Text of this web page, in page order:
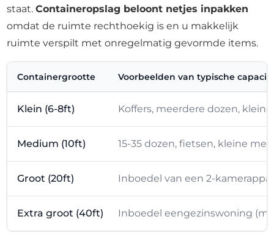
staat.Containeropslag beloont netjes inpakken
omdat de ruimte rechthoekig is en u makkelijk
ruimte verspilt met onregelmatig gevormde items.
Containergrootte Voorbeelden van typische
Klein (6-8ft) Koffers, meerdere dozen,
Medium (10ft) 15-35 dozen, fietsen, kleine
Groot (20ft) Inboedel van een 2-
Extra groot (40ft) Inboedel eengezinswoning